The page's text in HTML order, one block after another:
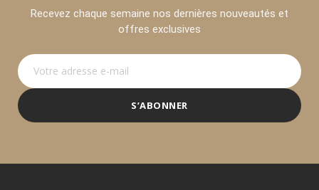
Recevez chaque semaine nos dernières nouveautés et
offres exclusives
S’ABONNER